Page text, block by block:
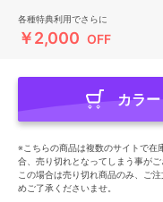
各種特典利用でさらに
￥2,000 OFF
カラ
※こちらの商品は複数のサイトで在
合、売り切れとなってしまう事がご
この場合は売り切れ商品のみ、ご
めご了承くださいませ。